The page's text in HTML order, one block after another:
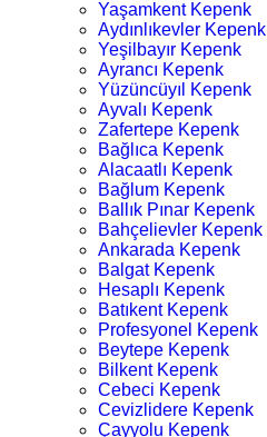
Yaşamkent Kepenk
Aydınlıkevler Kepenk
Yeşilbayır Kepenk
Ayrancı Kepenk
Yüzüncüyıl Kepenk
Ayvalı Kepenk
Zafertepe Kepenk
Bağlıca Kepenk
Alacaatlı Kepenk
Bağlum Kepenk
Ballık Pınar Kepenk
Bahçelievler Kepenk
Ankarada Kepenk
Balgat Kepenk
Hesaplı Kepenk
Batıkent Kepenk
Profesyonel Kepenk
Beytepe Kepenk
Bilkent Kepenk
Cebeci Kepenk
Cevizlidere Kepenk
Çayyolu Kepenk